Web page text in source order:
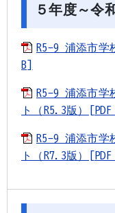
５年度～令
R5-9 浦添市学
B]
R5-9 浦添市学
ト（R5.3版）[PDF
R5-9 浦添市学
ト（R7.3版）[PDF